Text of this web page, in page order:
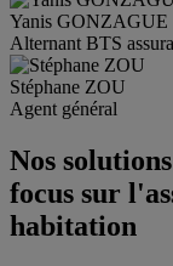
Yanis GONZAGUE
Alternant BTS
Stéphane ZOU
Agent général
Nos
focus sur
habitation